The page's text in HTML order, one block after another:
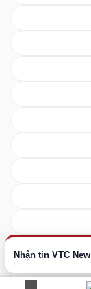
Nhận tin VTC